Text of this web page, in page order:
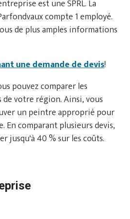
est une SPRL. La
compte 1 employé.
de plus amples informations
une demande de devis!
pouvez comparer les
votre région. Ainsi, vous
un peintre approprié pour
En comparant plusieurs devis,
jusqu'à 40 % sur les coûts.